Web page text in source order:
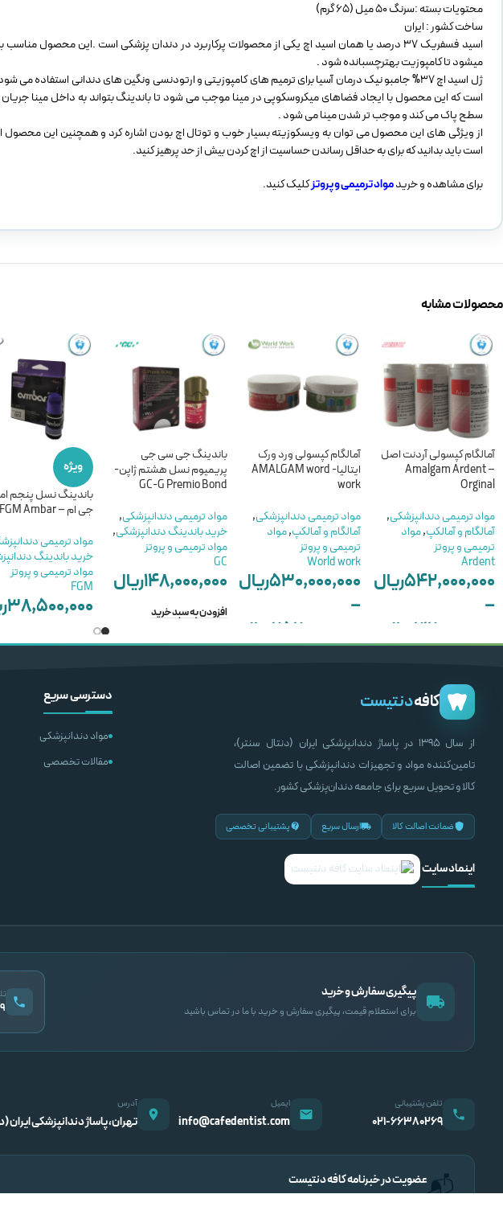
محتویات بسته :سرنگ 50 میل (65 گرم)
ساخت کشور : ایران
اسید فسفریک 37 درصد یا همان اسید اچ یکی از محصولات پرکاربرد در دندان پزشکی است .این
میشود تا کامپوزیت بهترچسبانده شود .
ژل اسید اچ 37% جامبو نیک درمان آسیا برای ترمیم های کامپوزیتی و ارتودنسی ونگین های دندانی
است که این محصول با ایجاد فضاهای میکروسکوپی در مینا موجب می شود تا باندینگ بتواند به داخل مینا
سطح پاک می کند و موجب تر شدن مینا می شود .
از ویژگی های این محصول می توان به ویسکوزیته بسیار خوب و توتال اچ بودن اشاره کرد و همچنین این محصول
است باید بدانید که برای به حداقل رساندن حساسیت از اچ کردن بیش از حد پرهیز کنید.
برای مشاهده و خریدمواد ترمیمی و پروتزکلیک کنید.
محصولات مشابه
آمالگام کپسولی آردنت اصل
– Amalgam Ardent
Orginal
مواد ترمیمی دندانپزشکی,
آمالگام و آمالکپ,مواد
ترمیمی و پروتز
Ardent
۵۴۲,۰۰۰,۰۰۰ریال
–
۲۱۲,۰۰۰,۰۰۰ ریال
آمالگام کپسولی ورد ورک
ایتالیا- AMALGAM word
work
مواد ترمیمی دندانپزشکی,
آمالگام و آمالکپ,مواد
ترمیمی و پروتز
World work
۵۳۰,۰۰۰,۰۰۰ریال
–
۲۵۲,۰۰۰,۰۰۰ ریال
باندینگ جی سی جی
پریمیوم نسل هشتم ژاپن-
GC-G Premio Bond
مواد ترمیمی دندانپزشکی,
خرید باندینگ دندانپزشکی,
مواد ترمیمی و پروتز
GC
۱۴۸,۰۰۰,۰۰۰ریال
افزودن به سبد خرید
ویژه
باندینگ نسل پنجم
جی ام – FGM Ambar
مواد ترمیمی
خرید باندینگ
مواد ترمیمی و پروتز
FGM
۳۸,۵۰۰,۰۰۰
کافهدنتیست
از سال ۱۳۹۵ در پاساژ دندانپزشکی ایران (دنتال سنتر)،
تامین‌کننده مواد و تجهیزات دندانپزشکی با تضمین اصالت
کالا و تحویل سریع برای جامعه دندان‌پزشکی کشور.
ضمانت اصالت کالا ارسال سریع پشتیبانی تخصصی
اینماد سایت
دسترسی سریع
مواد دندانپزشکی
مقالات تخصصی
پیگیری سفارش و خرید
برای استعلام قیمت، پیگیری سفارش و خرید با ما در تماس باشید
تلفن پشتیبانی
۰۲۱-۶۶۳۸۰۲۶۹
ایمیل
info@cafedentist.com
آدرس
تهران، پاساژ دندانپزشکی ایران
📬عضویت در خبرنامه کافه دنتیست